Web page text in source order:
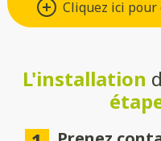
Cliquez ici
qualité
: moderne,
Composite
L'installation